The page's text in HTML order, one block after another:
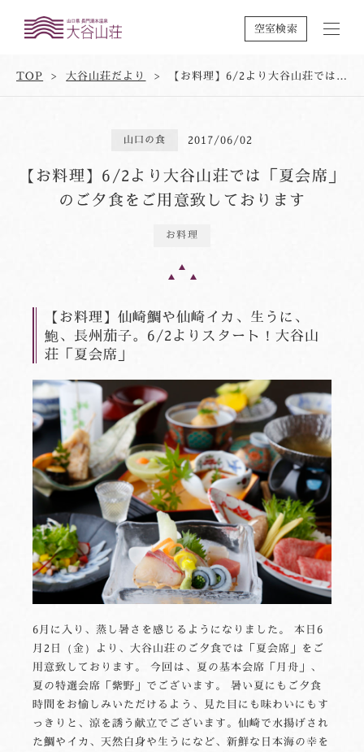
空室検索
TOP 大谷山荘だより 【お料理】6/2より大谷山荘では「夏会席」のご夕食をご用意致しております
山口の食 2017/06/02
【お料理】6/2より大谷山荘では「夏会席」
のご夕食をご用意致しております
お料理
【お料理】仙崎鯛や仙崎イカ、生うに、
鮑、長州茄子。6/2よりスタート！大谷山
荘「夏会席」
6月に入り、蒸し暑さを感じるようになりました。 本日6
月2日（金）より、大谷山荘のご夕食では「夏会席」をご
用意致しております。 今回は、夏の基本会席「月舟」、
夏の特選会席「紫野」でございます。 暑い夏にもご夕食
時間をお愉しみいただけるよう、見た目にも味わいにもす
っきりと、涼を誘う献立でございます。仙崎で水揚げされ
た鯛やイカ、天然白身や生うになど、新鮮な日本海の幸を